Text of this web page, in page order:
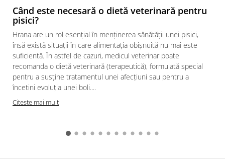
Când este necesară o dietă veterinară pentru
pisici?
Hrana are un rol esențial în menținerea sănătății unei pisici,
însă există situații în care alimentația obișnuită nu mai este
suficientă. În astfel de cazuri, medicul veterinar poate
recomanda o dietă veterinară (terapeutică), formulată special
pentru a susține tratamentul unei afecțiuni sau pentru a
încetini evoluția unei boli....
Citeste mai mult